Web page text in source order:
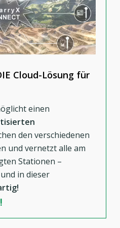
Cloud-Lösung für
einen
den verschiedenen
und vernetzt alle am
Stationen –
in dieser